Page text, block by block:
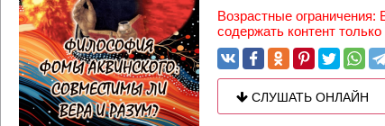
Возрастные ограничения:
содержать контент
СЛУШАТЬ ОНЛАЙН